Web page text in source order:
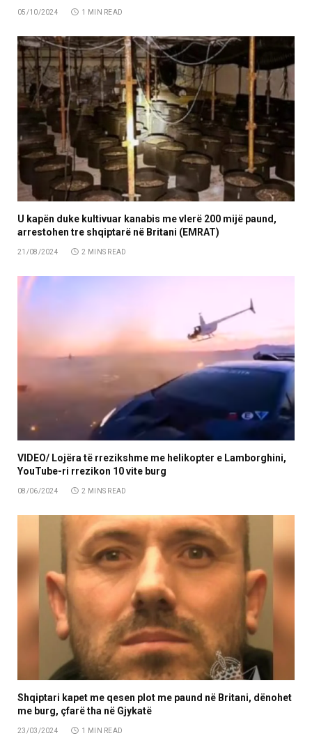
05/10/2024 1 MIN READ
U kapën duke kultivuar kanabis me vlerë 200 mijë paund,
arrestohen tre shqiptarë në Britani (EMRAT)
21/08/2024 2 MINS READ
VIDEO/ Lojëra të rrezikshme me helikopter e Lamborghini,
YouTube-ri rrezikon 10 vite burg
08/06/2024 2 MINS READ
Shqiptari kapet me qesen plot me paund në Britani, dënohet
me burg, çfarë tha në Gjykatë
23/03/2024 1 MIN READ